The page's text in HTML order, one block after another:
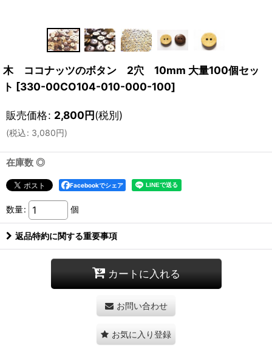
木 ココナッツのボタン 2穴 10mm 大量100個セッ
ト [330-00CO104-010-000-100]
販売価格: 2,800円(税別)
(税込: 3,080円)
在庫数 ◎
Facebookでシェア
数量: 個
返品特約に関する重要事項
カートに入れる
お問い合わせ
お気に入り登録